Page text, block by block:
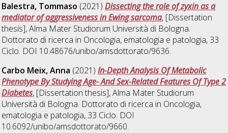
Balestra, Tommaso (2021)Dissecting the role of zyxin as a
mediator of aggressiveness in Ewing sarcoma, [Dissertation
thesis], Alma Mater Studiorum Università di Bologna.
Dottorato di ricerca in Oncologia, ematologia e patologia, 33
Ciclo. DOI 10.48676/unibo/amsdottorato/9636.
Carbo Meix, Anna (2021)In-Depth Analysis Of Metabolic
Phenotype By Studying Age- And Sex-Related Features Of Type 2
Diabetes, [Dissertation thesis], Alma Mater Studiorum
Università di Bologna. Dottorato di ricerca in Oncologia,
ematologia e patologia, 33 Ciclo. DOI
10.6092/unibo/amsdottorato/9660.